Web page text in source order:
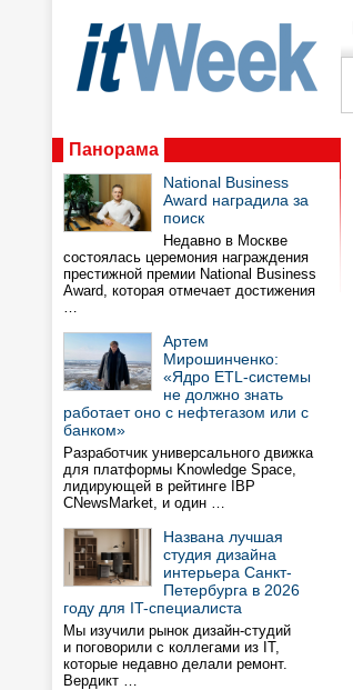
Панорама
National Business
Award наградила за
поиск
Недавно в Москве
состоялась церемония награждения
престижной премии National Business
Award, которая отмечает достижения
…
Артем
Мирошинченко:
«Ядро ETL-системы
не должно знать
работает оно с нефтегазом или с
банком»
Разработчик универсального движка
для платформы Knowledge Space,
лидирующей в рейтинге IBP
CNewsMarket, и один …
Названа лучшая
студия дизайна
интерьера Санкт-
Петербурга в 2026
году для IT-специалиста
Мы изучили рынок дизайн-студий
и поговорили с коллегами из IT,
которые недавно делали ремонт.
Вердикт …